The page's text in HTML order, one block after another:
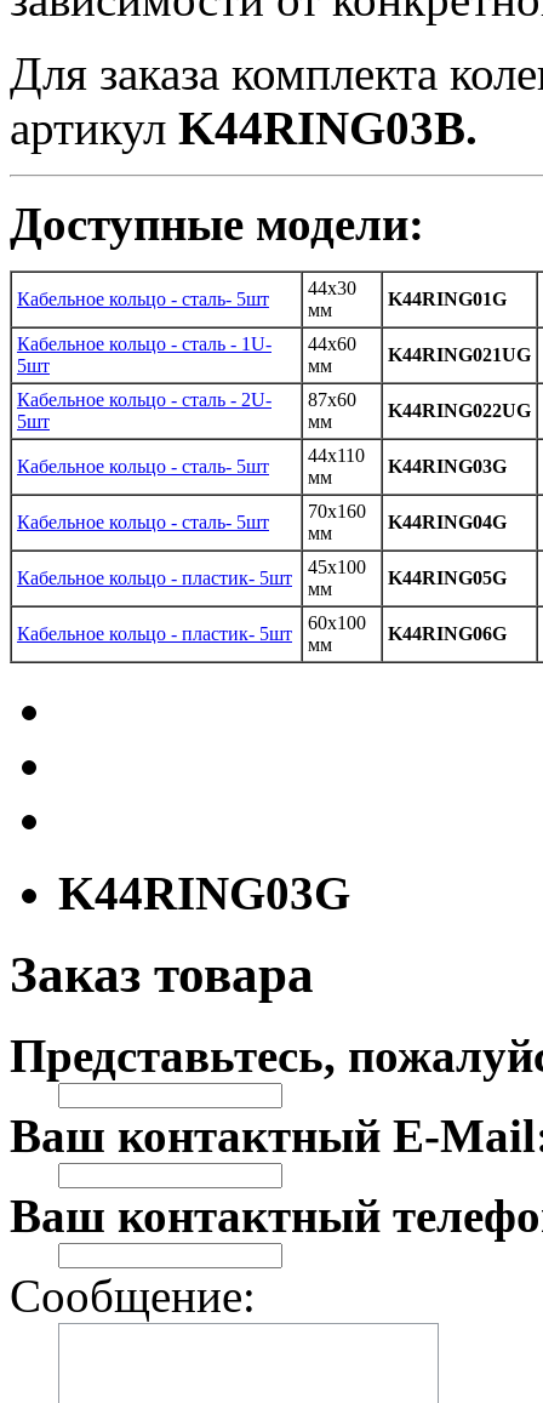
Для заказа комплекта
артикул K44RING03B.
Доступные модели:
Кабельное кольцо - сталь- 5шт
44х30
мм
K44RING01G
Кабельное кольцо - сталь - 1U-
5шт
44х60
мм
K44RING021UG
Кабельное кольцо - сталь - 2U-
5шт
87x60
мм
K44RING022UG
Кабельное кольцо - сталь- 5шт
44х110
мм
K44RING03G
Кабельное кольцо - сталь- 5шт
70x160
мм
K44RING04G
Кабельное кольцо - пластик- 5шт
45x100
мм
K44RING05G
Кабельное кольцо - пластик- 5шт
60x100
мм
K44RING06G
K44RING03G
Заказ товара
Представьтесь,
Ваш контактный E-
Ваш контактный
Сообщение: